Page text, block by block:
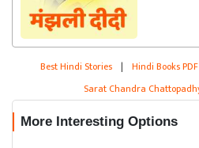
Best Hindi Stories | Hindi Books PDF
Sarat Chandra
More Interesting Options